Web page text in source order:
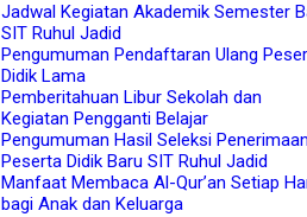
Jadwal Kegiatan Akademik Semester
SIT Ruhul Jadid
Pengumuman Pendaftaran Ulang
Didik Lama
Pemberitahuan Libur Sekolah dan
Kegiatan Pengganti Belajar
Pengumuman Hasil Seleksi Penerimaan
Peserta Didik Baru SIT Ruhul Jadid
Manfaat Membaca Al-Qur’an Setiap
bagi Anak dan Keluarga